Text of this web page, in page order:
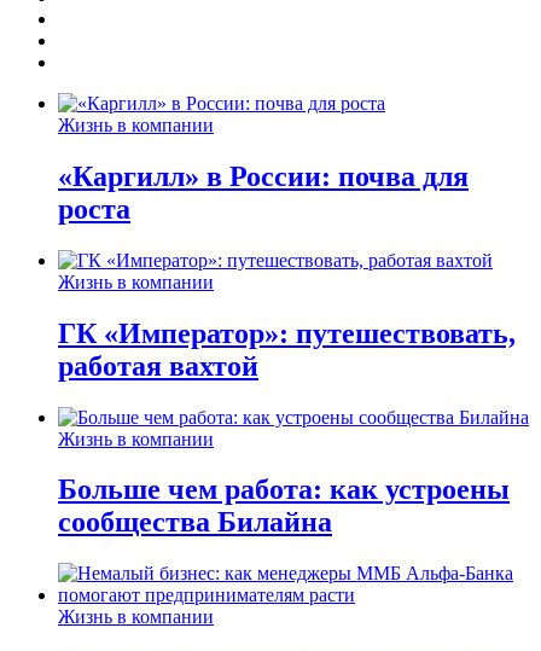
Жизнь в компании
«Каргилл» в России: почва для
роста
Жизнь в компании
ГК «Император»: путешествовать,
работая вахтой
Жизнь в компании
Больше чем работа: как устроены
сообщества Билайна
Жизнь в компании